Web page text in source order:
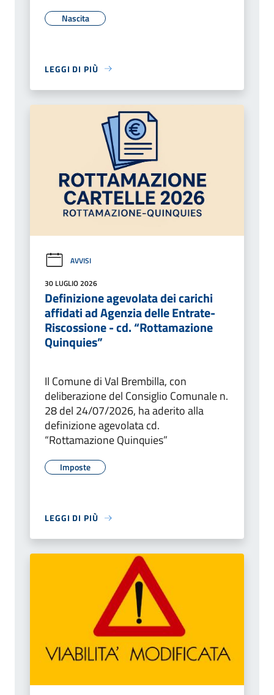
Nascita
LEGGI DI PIÙ
AVVISI
30 LUGLIO 2026
Definizione agevolata dei carichi
affidati ad Agenzia delle Entrate-
Riscossione - cd. “Rottamazione
Quinquies”
Il Comune di Val Brembilla, con
deliberazione del Consiglio Comunale n.
28 del 24/07/2026, ha aderito alla
definizione agevolata cd.
“Rottamazione Quinquies”
Imposte
LEGGI DI PIÙ